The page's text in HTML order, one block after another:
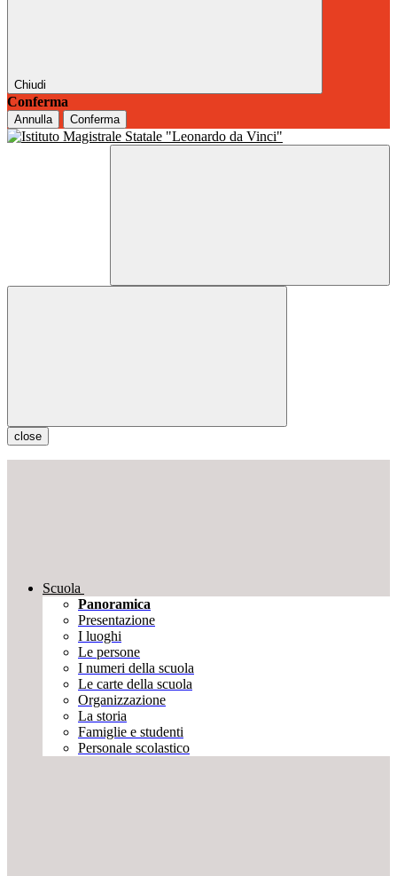
Chiudi
Conferma
Annulla Conferma
close
Scuola
Panoramica
Presentazione
I luoghi
Le persone
I numeri della scuola
Le carte della scuola
Organizzazione
La storia
Famiglie e studenti
Personale scolastico